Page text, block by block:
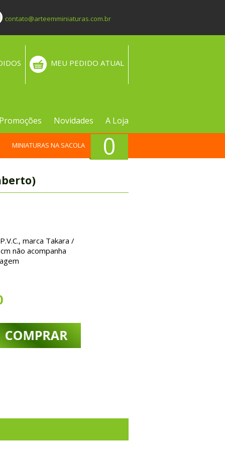
contato@arteemminiaturas.com.br
MEU PEDIDO ATUAL
Promoções Novidades A Loja
0
MINIATURAS NA SACOLA
marca Takara /
não acompanha